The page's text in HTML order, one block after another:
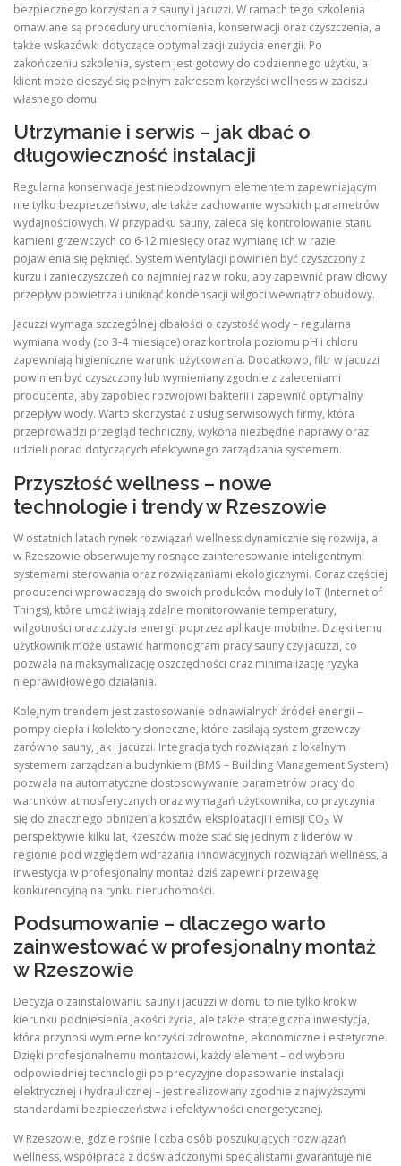
bezpiecznego korzystania z sauny i jacuzzi. W ramach tego szkolenia
omawiane są procedury uruchomienia, konserwacji oraz czyszczenia, a
także wskazówki dotyczące optymalizacji zużycia energii. Po
zakończeniu szkolenia, system jest gotowy do codziennego użytku, a
klient może cieszyć się pełnym zakresem korzyści wellness w zaciszu
własnego domu.
Utrzymanie i serwis – jak dbać o
długowieczność instalacji
Regularna konserwacja jest nieodzownym elementem zapewniającym
nie tylko bezpieczeństwo, ale także zachowanie wysokich parametrów
wydajnościowych. W przypadku sauny, zaleca się kontrolowanie stanu
kamieni grzewczych co 6‑12 miesięcy oraz wymianę ich w razie
pojawienia się pęknięć. System wentylacji powinien być czyszczony z
kurzu i zanieczyszczeń co najmniej raz w roku, aby zapewnić prawidłowy
przepływ powietrza i uniknąć kondensacji wilgoci wewnątrz obudowy.
Jacuzzi wymaga szczególnej dbałości o czystość wody – regularna
wymiana wody (co 3‑4 miesiące) oraz kontrola poziomu pH i chloru
zapewniają higieniczne warunki użytkowania. Dodatkowo, filtr w jacuzzi
powinien być czyszczony lub wymieniany zgodnie z zaleceniami
producenta, aby zapobiec rozwojowi bakterii i zapewnić optymalny
przepływ wody. Warto skorzystać z usług serwisowych firmy, która
przeprowadzi przegląd techniczny, wykona niezbędne naprawy oraz
udzieli porad dotyczących efektywnego zarządzania systemem.
Przyszłość wellness – nowe
technologie i trendy w Rzeszowie
W ostatnich latach rynek rozwiązań wellness dynamicznie się rozwija, a
w Rzeszowie obserwujemy rosnące zainteresowanie inteligentnymi
systemami sterowania oraz rozwiązaniami ekologicznymi. Coraz częściej
producenci wprowadzają do swoich produktów moduły IoT (Internet of
Things), które umożliwiają zdalne monitorowanie temperatury,
wilgotności oraz zużycia energii poprzez aplikacje mobilne. Dzięki temu
użytkownik może ustawić harmonogram pracy sauny czy jacuzzi, co
pozwala na maksymalizację oszczędności oraz minimalizację ryzyka
nieprawidłowego działania.
Kolejnym trendem jest zastosowanie odnawialnych źródeł energii –
pompy ciepła i kolektory słoneczne, które zasilają system grzewczy
zarówno sauny, jak i jacuzzi. Integracja tych rozwiązań z lokalnym
systemem zarządzania budynkiem (BMS – Building Management System)
pozwala na automatyczne dostosowywanie parametrów pracy do
warunków atmosferycznych oraz wymagań użytkownika, co przyczynia
się do znacznego obniżenia kosztów eksploatacji i emisji CO₂. W
perspektywie kilku lat, Rzeszów może stać się jednym z liderów w
regionie pod względem wdrażania innowacyjnych rozwiązań wellness, a
inwestycja w profesjonalny montaż dziś zapewni przewagę
konkurencyjną na rynku nieruchomości.
Podsumowanie – dlaczego warto
zainwestować w profesjonalny montaż
w Rzeszowie
Decyzja o zainstalowaniu sauny i jacuzzi w domu to nie tylko krok w
kierunku podniesienia jakości życia, ale także strategiczna inwestycja,
która przynosi wymierne korzyści zdrowotne, ekonomiczne i estetyczne.
Dzięki profesjonalnemu montażowi, każdy element – od wyboru
odpowiedniej technologii po precyzyjne dopasowanie instalacji
elektrycznej i hydraulicznej – jest realizowany zgodnie z najwyższymi
standardami bezpieczeństwa i efektywności energetycznej.
W Rzeszowie, gdzie rośnie liczba osób poszukujących rozwiązań
wellness, współpraca z doświadczonymi specjalistami gwarantuje nie